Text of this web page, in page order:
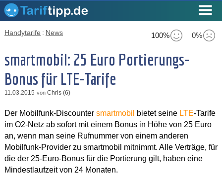
100% 0%
Handytarife : News
smartmobil: 25 Euro Portierungs-
Bonus für LTE-Tarife
11.03.2015 von Chris (6)
Der Mobilfunk-Discounter smartmobil bietet seine LTE-Tarife
im O2-Netz ab sofort mit einem Bonus in Höhe von 25 Euro
an, wenn man seine Rufnummer von einem anderen
Mobilfunk-Provider zu smartmobil mitnimmt. Alle Verträge, für
die der 25-Euro-Bonus für die Portierung gilt, haben eine
Mindestlaufzeit von 24 Monaten.